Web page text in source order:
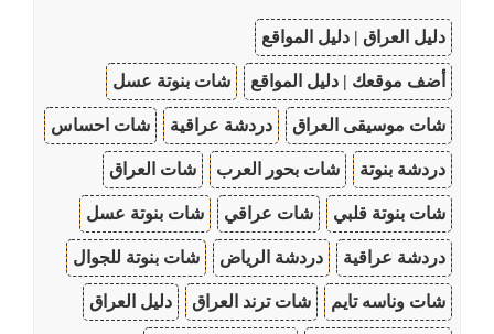
دليل العراق | دليل المواقع
أضف موقعك | دليل المواقع شات بنوتة عسل
شات موسيقى العراق دردشة عراقية شات احساس
دردشة بنوتة شات بحور العرب شات العراق
شات بنوتة قلبي شات عراقي شات بنوتة عسل
دردشة عراقية دردشة الرياض شات بنوتة للجوال
شات وناسه تايم شات ترند العراق دليل العراق